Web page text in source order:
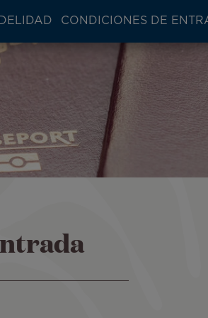
CONDICIONES DE